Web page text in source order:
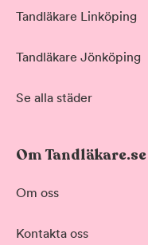
Tandläkare Linköping
Tandläkare Jönköping
Se alla städer
Om Tandläkare.se
Om oss
Kontakta oss